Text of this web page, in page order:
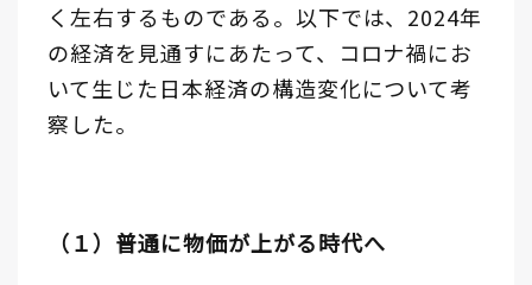
く左右するものである。以下では、2024年
の経済を見通すにあたって、コロナ禍にお
いて生じた日本経済の構造変化について考
察した。
（１）普通に物価が上がる時代へ